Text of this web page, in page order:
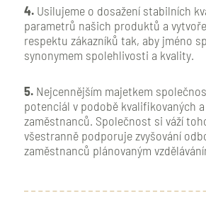
4.Usilujeme o dosažení stabilních
parametrů našich produktů a
respektu zákazníků tak, aby jméno
synonymem spolehlivosti a kvality.
5.Nejcennějším majetkem
potenciál v podobě kvalifikovaných
zaměstnanců. Společnost si váží
všestranně podporuje zvyšování
zaměstnanců plánovaným